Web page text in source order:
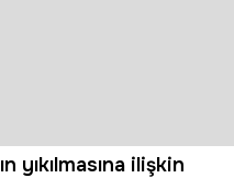
yıkılmasına ilişkin